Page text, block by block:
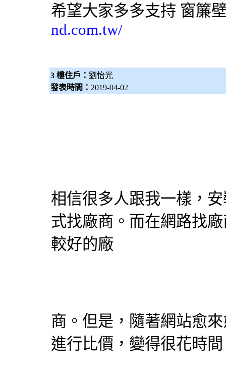
希望大家多多支持 窗簾
nd.com.tw/
3 樓住戶： 劉怡光
發表時間： 2019-04-02
相信很多人跟我一樣，
式找廠商。而在網路找
較好的廠
商。但是，隨著網站愈
進行比價，變得很花時